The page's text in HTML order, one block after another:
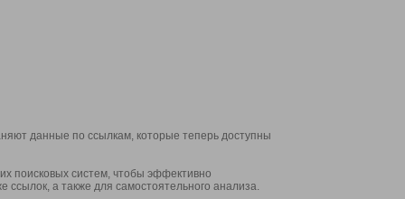
данные по ссылкам, которые теперь доступны
поисковых систем, чтобы эффективно
а также для самостоятельного анализа.